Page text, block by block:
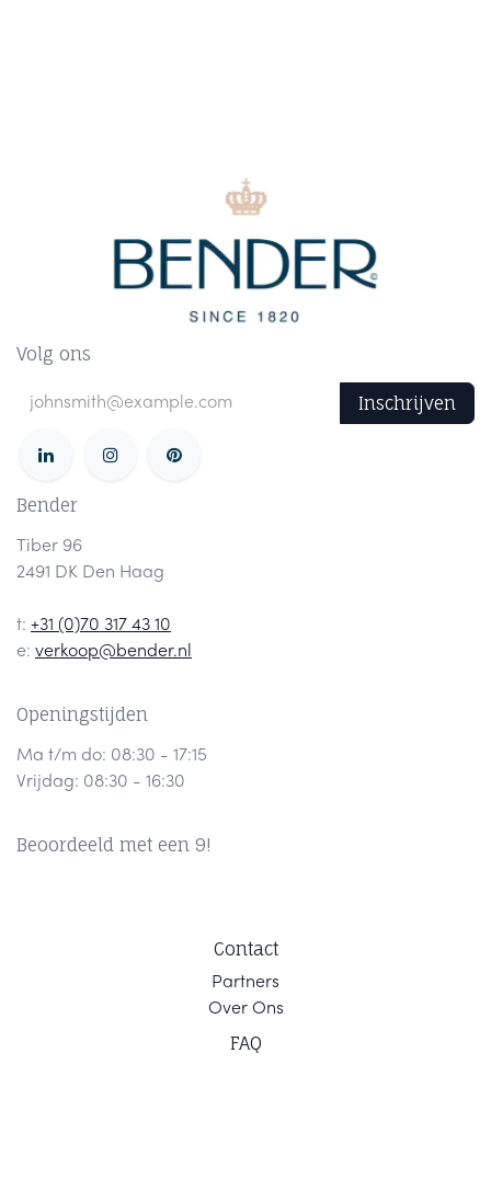
Volg ons
Inschrijven
Bender
Tiber 96
2491 DK Den Haag
t: +31 (0)70 317 43 10
e: verkoop@bender.nl
Openingstijden
Ma t/m do: 08:30 - 17:15
Vrijdag: 08:30 - 16:30
Beoordeeld met een 9!
Contact
Partners
Over Ons
FAQ